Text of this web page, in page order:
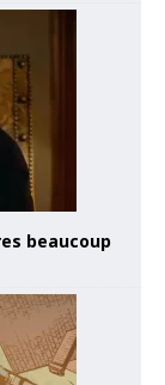
beaucoup